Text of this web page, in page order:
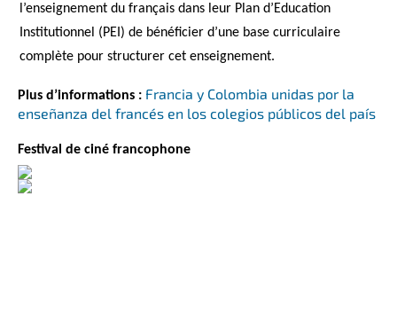
l’enseignement du français dans leur Plan d’Education
Institutionnel (PEI) de bénéficier d’une base curriculaire
complète pour structurer cet enseignement.
Plus d’informations : Francia y Colombia unidas por la
enseñanza del francés en los colegios públicos del país
Festival de ciné francophone